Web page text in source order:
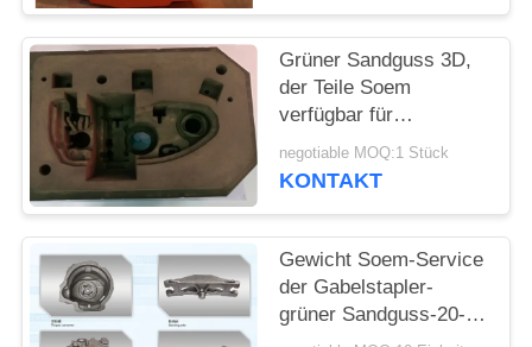
Grüner Sandguss 3D,
der Teile Soem
verfügbar für
landwirtschaftliche
Maschinerie druckt
negotiable MOQ:1 Stück
KONTAKT
Gewicht Soem-Service
der Gabelstapler-
grüner Sandguss-20-
200kg verfügbar